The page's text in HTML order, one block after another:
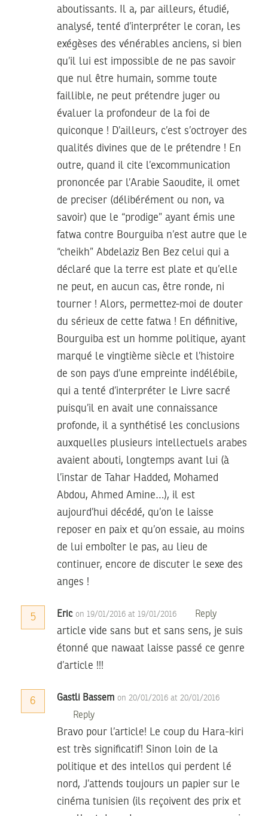
aboutissants. Il a, par ailleurs, étudié,
analysé, tenté d’interpréter le coran, les
exégèses des vénérables anciens, si bien
qu’il lui est impossible de ne pas savoir
que nul être humain, somme toute
faillible, ne peut prétendre juger ou
évaluer la profondeur de la foi de
quiconque ! D’ailleurs, c’est s’octroyer des
qualités divines que de le prétendre ! En
outre, quand il cite l’excommunication
prononcée par l’Arabie Saoudite, il omet
de preciser (délibérément ou non, va
savoir) que le “prodige” ayant émis une
fatwa contre Bourguiba n’est autre que le
“cheikh” Abdelaziz Ben Bez celui qui a
déclaré que la terre est plate et qu’elle
ne peut, en aucun cas, être ronde, ni
tourner ! Alors, permettez-moi de douter
du sérieux de cette fatwa ! En définitive,
Bourguiba est un homme politique, ayant
marqué le vingtième siècle et l’histoire
de son pays d’une empreinte indélébile,
qui a tenté d’interpréter le Livre sacré
puisqu’il en avait une connaissance
profonde, il a synthétisé les conclusions
auxquelles plusieurs intellectuels arabes
avaient abouti, longtemps avant lui (à
l’instar de Tahar Hadded, Mohamed
Abdou, Ahmed Amine…), il est
aujourd’hui décédé, qu’on le laisse
reposer en paix et qu’on essaie, au moins
de lui emboîter le pas, au lieu de
continuer, encore de discuter le sexe des
anges !
5 Eric on 19/01/2016 at 19/01/2016 Reply
article vide sans but et sans sens, je suis
étonné que nawaat laisse passé ce genre
d’article !!!
6 Gastli Bassem on 20/01/2016 at 20/01/2016
Reply
Bravo pour l’article! Le coup du Hara-kiri
est très significatif! Sinon loin de la
politique et des intellos qui perdent lé
nord, J’attends toujours un papier sur le
cinéma tunisien (ils reçoivent des prix et